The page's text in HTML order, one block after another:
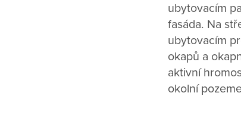
ubytovacím
fasáda. Na
ubytovacím
okapů a
aktivní
okolní